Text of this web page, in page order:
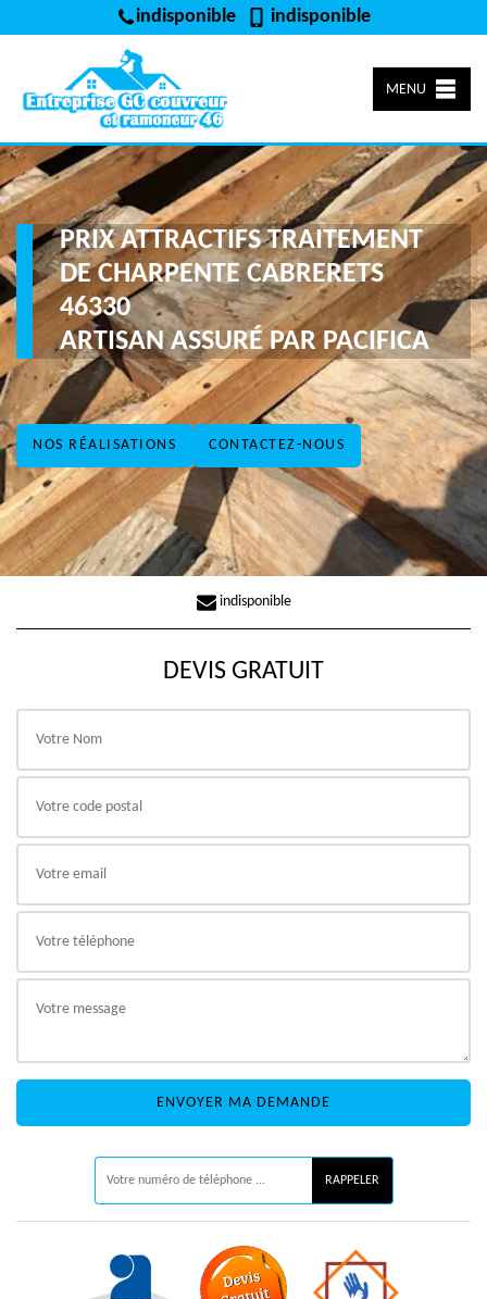
indisponible indisponible
MENU
NOS RÉALISATIONS CONTACTEZ-NOUS
PRIX ATTRACTIFS TRAITEMENT
DE CHARPENTE CABRERETS
46330
ARTISAN ASSURÉ PAR PACIFICA
indisponible
DEVIS GRATUIT